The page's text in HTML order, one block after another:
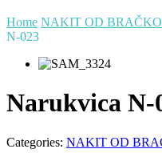
Home NAKIT OD
N-023
Narukvica N-
Categories: NAKIT OD